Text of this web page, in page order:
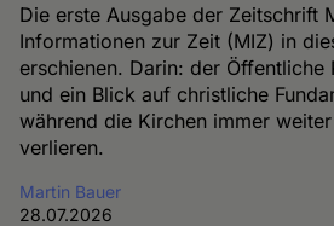
Die erste Ausgabe der Zeitschrift
Informationen zur Zeit (MIZ) in
erschienen. Darin: der Öffentliche
und ein Blick auf christliche
während die Kirchen immer
verlieren.
Martin Bauer
28.07.2026